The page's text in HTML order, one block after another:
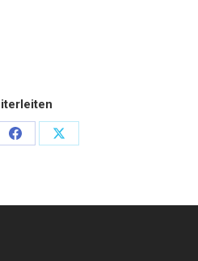
Teilen
Teilen